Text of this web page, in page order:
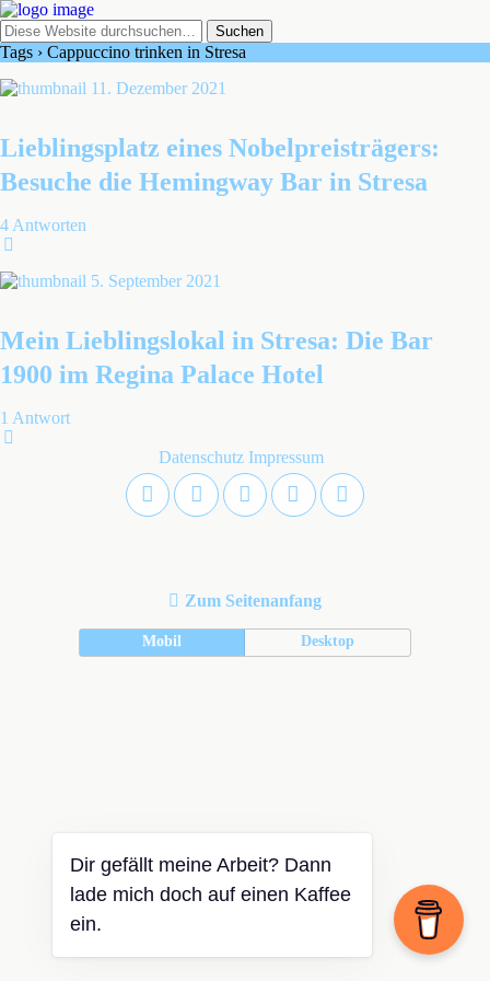
Tags › Cappuccino trinken in Stresa
11. Dezember 2021
Lieblingsplatz eines Nobelpreisträgers:
Besuche die Hemingway Bar in Stresa
4 Antworten
5. September 2021
Mein Lieblingslokal in Stresa: Die Bar
1900 im Regina Palace Hotel
1 Antwort
Datenschutz Impressum
Zum Seitenanfang
Mobil Desktop
Dir gefällt meine Arbeit? Dann
lade mich doch auf einen Kaffee
ein.